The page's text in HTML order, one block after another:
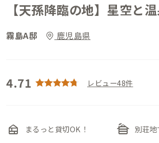
【天孫降臨の地】星空と
霧島A邸 鹿児島県
4.71 レビュー48件
nest_multi_room まるっと貸切OK！ cabin 別荘